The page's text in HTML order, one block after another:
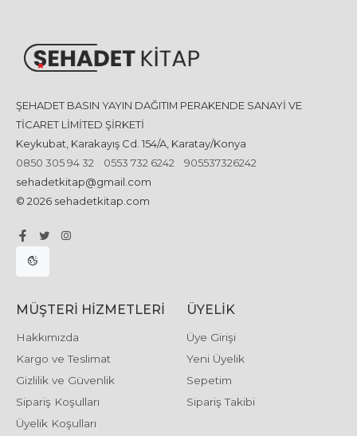
ŞEHADET BASIN YAYIN DAĞITIM PERAKENDE SANAYİ VE
TİCARET LİMİTED ŞİRKETİ
Keykubat, Karakayış Cd. 154/A, Karatay/Konya
0850 305 94 32
0553 732 6242
905537326242
sehadetkitap@gmail.com
© 2026 sehadetkitap.com
MÜŞTERI HIZMETLERI
Hakkımızda
Kargo ve Teslimat
Gizlilik ve Güvenlik
Sipariş Koşulları
Üyelik Koşulları
ÜYELIK
Üye Girişi
Yeni Üyelik
Sepetim
Sipariş Takibi